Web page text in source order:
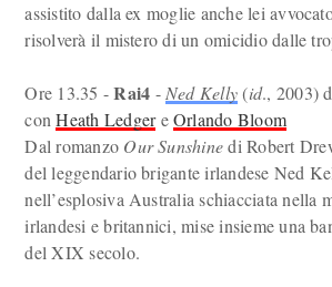
assistito dalla ex moglie anche lei
risolverà il mistero di un omicidio dalle
Ore 13.35 -Rai4 - Ned Kelly(id., 2003)
conHeath LedgereOrlando Bloom
Dal romanzo Our Sunshinedi Robert
del leggendario brigante irlandese Ned
nell’esplosiva Australia schiacciata nella
irlandesi e britannici, mise insieme una
del XIX secolo.